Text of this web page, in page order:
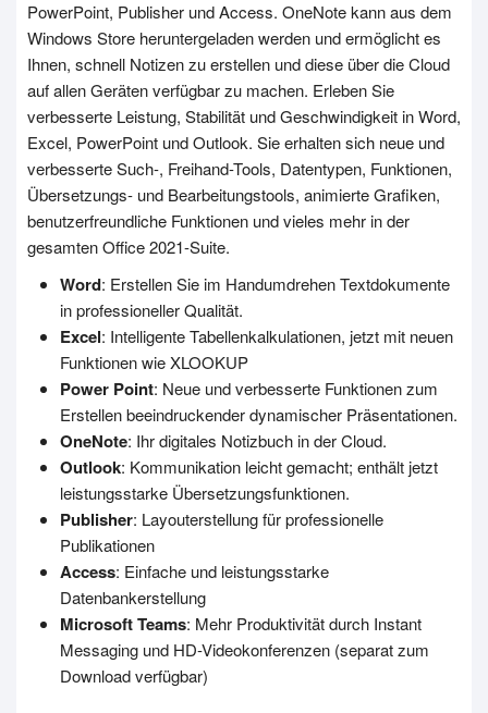
PowerPoint, Publisher und Access. OneNote kann aus dem
Windows Store heruntergeladen werden und ermöglicht es
Ihnen, schnell Notizen zu erstellen und diese über die Cloud
auf allen Geräten verfügbar zu machen. Erleben Sie
verbesserte Leistung, Stabilität und Geschwindigkeit in Word,
Excel, PowerPoint und Outlook. Sie erhalten sich neue und
verbesserte Such-, Freihand-Tools, Datentypen, Funktionen,
Übersetzungs- und Bearbeitungstools, animierte Grafiken,
benutzerfreundliche Funktionen und vieles mehr in der
gesamten Office 2021-Suite.
Word: Erstellen Sie im Handumdrehen Textdokumente
in professioneller Qualität.
Excel: Intelligente Tabellenkalkulationen, jetzt mit neuen
Funktionen wie XLOOKUP
Power Point: Neue und verbesserte Funktionen zum
Erstellenbeeindruckender dynamischer Präsentationen.
OneNote: Ihr digitales Notizbuch in der Cloud.
Outlook: Kommunikation leicht gemacht; enthält jetzt
leistungsstarke Übersetzungsfunktionen.
Publisher: Layouterstellung für professionelle
Publikationen
Access: Einfache und leistungsstarke
Datenbankerstellung
Microsoft Teams: Mehr Produktivität durch Instant
Messaging und HD-Videokonferenzen (separat zum
Download verfügbar)